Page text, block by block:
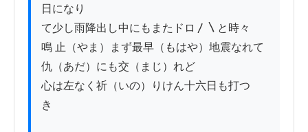
日になり
て少し雨降出し中にもまたドロ〳〵と時々
鳴 止（やま）まず最早（もはや）地震なれて
仇（あだ）にも交（まじ）れど
心は左なく祈（いの）りけん十六日も打つゞ
き